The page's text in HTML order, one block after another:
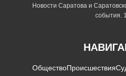
Новости Саратова и
события.
ОбществоПроисшествия